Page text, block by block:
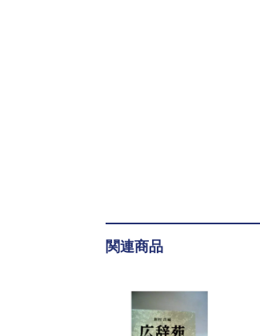
関連商品